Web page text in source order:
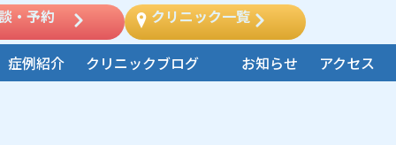
・予約 クリニック一覧
症例紹介 クリニックブログ お知らせ アクセス